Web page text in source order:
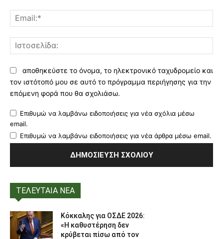
αποθηκεύστε το όνομα, το ηλεκτρονικό ταχυδρομείο και
τον ιστότοπό μου σε αυτό το πρόγραμμα περιήγησης για την
επόμενη φορά που θα σχολιάσω.
Επιθυμώ να λαμβάνω ειδοποιήσεις για νέα σχόλια μέσω
email.
Επιθυμώ να λαμβάνω ειδοποιήσεις για νέα άρθρα μέσω email.
ΤΕΛΕΥΤΑΙΑ ΝΕΑ
Κόκκαλης για ΟΣΔΕ 2026:
«Η καθυστέρηση δεν
κρύβεται πίσω από τον